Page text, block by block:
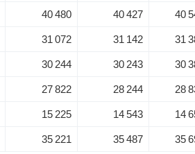
40 480 40 427 40
31 072 31 142 31
30 244 30 243 30
27 822 28 244 28
15 225 14 543 14
35 221 35 487 35